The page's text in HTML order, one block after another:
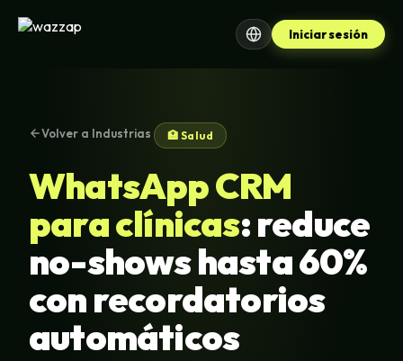
Iniciar sesión
Volver a Industrias 🏥 Salud
WhatsApp CRM
para clínicas: reduce
no-shows hasta 60%
con recordatorios
automáticos